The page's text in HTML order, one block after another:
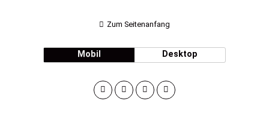
Zum Seitenanfang
Mobil Desktop